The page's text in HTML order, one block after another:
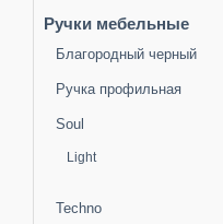
Ручки мебельные
Благородный черный
Ручка профильная
Soul
Light
Techno